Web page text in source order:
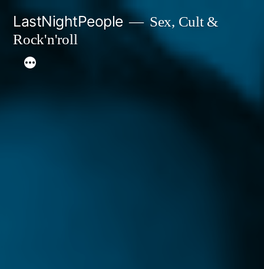
Aller
contenu
LastNightPeople
Sex, Cult &
Rock'n'roll